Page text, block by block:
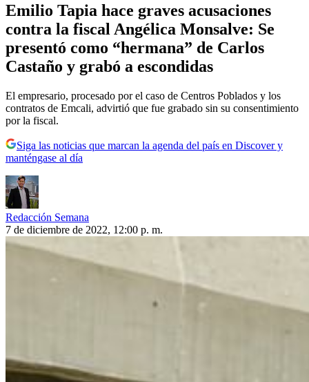
Emilio Tapia hace graves acusaciones
contra la fiscal Angélica Monsalve: Se
presentó como “hermana” de Carlos
Castaño y grabó a escondidas
El empresario, procesado por el caso de Centros Poblados y los
contratos de Emcali, advirtió que fue grabado sin su consentimiento
por la fiscal.
Siga las noticias que marcan la agenda del país en Discover y
manténgase al día
Redacción Semana
7 de diciembre de 2022, 12:00 p. m.